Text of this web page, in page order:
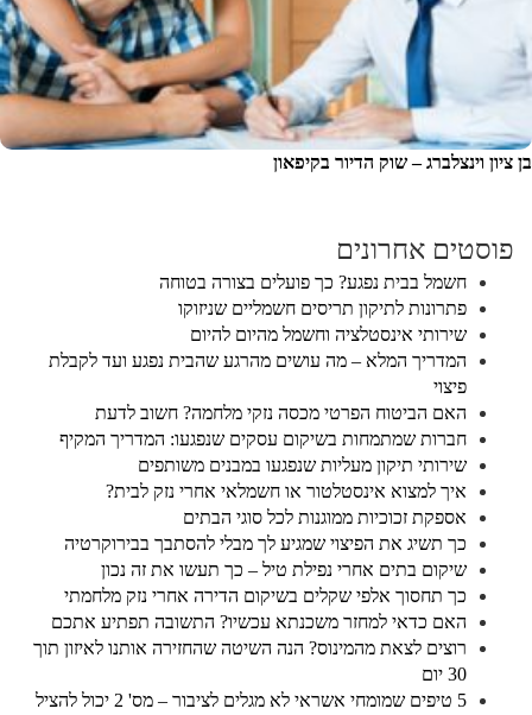
בן ציון וינצלברג – שוק הדיור בקיפאון
פוסטים אחרונים
חשמל בבית נפגע? כך פועלים בצורה בטוחה
פתרונות לתיקון תריסים חשמליים שניזוקו
שירותי אינסטלציה וחשמל מהיום להיום
המדריך המלא – מה עושים מהרגע שהבית נפגע ועד לקבלת
פיצוי
האם הביטוח הפרטי מכסה נזקי מלחמה? חשוב לדעת
חברות שמתמחות בשיקום עסקים שנפגעו: המדריך המקיף
שירותי תיקון מעליות שנפגעו במבנים משותפים
איך למצוא אינסטלטור או חשמלאי אחרי נזק לבית?
אספקת זכוכיות ממוגנות לכל סוגי הבתים
כך תשיג את הפיצוי שמגיע לך מבלי להסתבך בבירוקרטיה
שיקום בתים אחרי נפילת טיל – כך תעשו את זה נכון
כך תחסוך אלפי שקלים בשיקום הדירה אחרי נזק מלחמתי
האם כדאי למחזר משכנתא עכשיו? התשובה תפתיע אתכם
רוצים לצאת מהמינוס? הנה השיטה שהחזירה אותנו לאיזון תוך
30 יום
5 טיפים שמומחי אשראי לא מגלים לציבור – מס' 2 יכול להציל